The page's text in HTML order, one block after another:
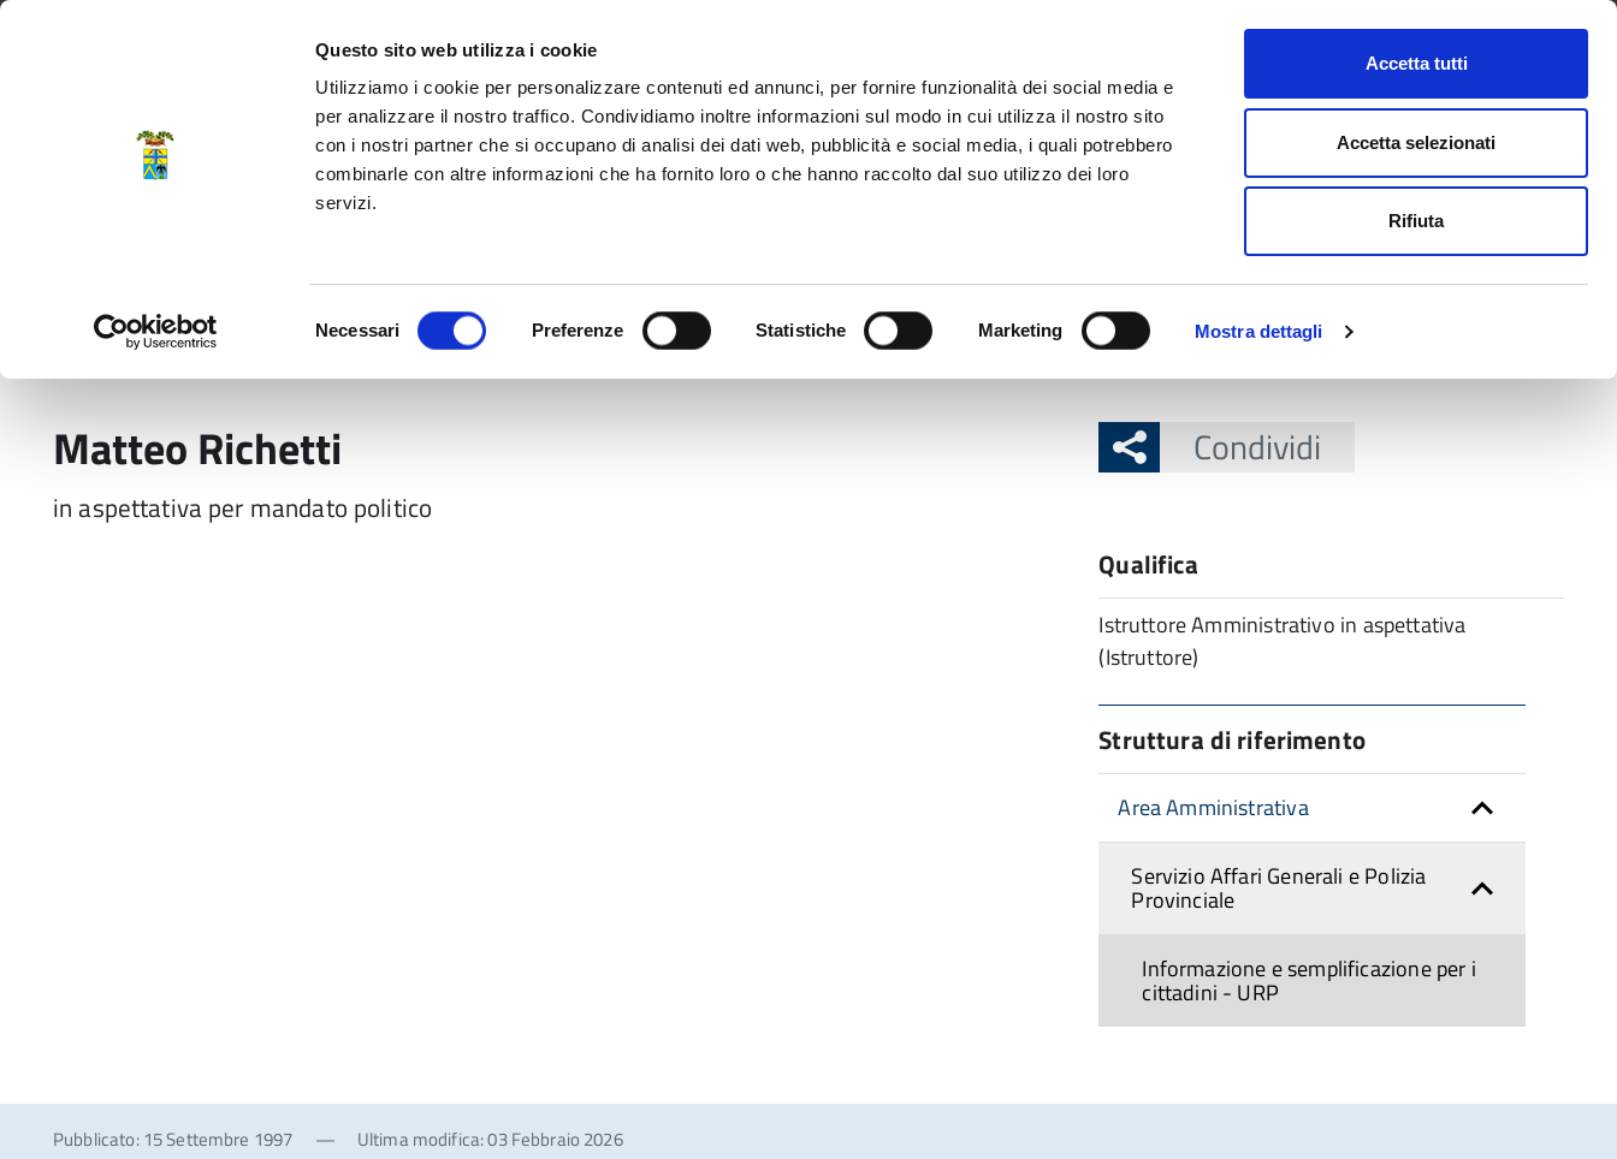
Questo sito web utilizza i cookie
Utilizziamo i cookie per personalizzare contenuti ed annunci, per fornire funzionalità dei social media e
per analizzare il nostro traffico. Condividiamo inoltre informazioni sul modo in cui utilizza il nostro sito
con i nostri partner che si occupano di analisi dei dati web, pubblicità e social media, i quali potrebbero
combinarle con altre informazioni che ha fornito loro o che hanno raccolto dal suo utilizzo dei loro
servizi.
Necessari Preferenze Statistiche Marketing Mostra dettagli
Accetta tutti
Accetta selezionati
Rifiuta
CONTATTI URP SERVIZI ONLINE
Provincia di Modena
Seguici su FacebookTwitterInstagram
LinkedIn
cerca nel sito
Matteo Richetti
in aspettativa per mandato politico
Condividi
Qualifica
Istruttore Amministrativo in aspettativa
(Istruttore)
Struttura di riferimento
Area Amministrativa
Servizio Affari Generali e Polizia
Provinciale
Informazione e semplificazione per i
cittadini - URP
Pubblicato: 15 Settembre 1997 — Ultima modifica: 03 Febbraio 2026